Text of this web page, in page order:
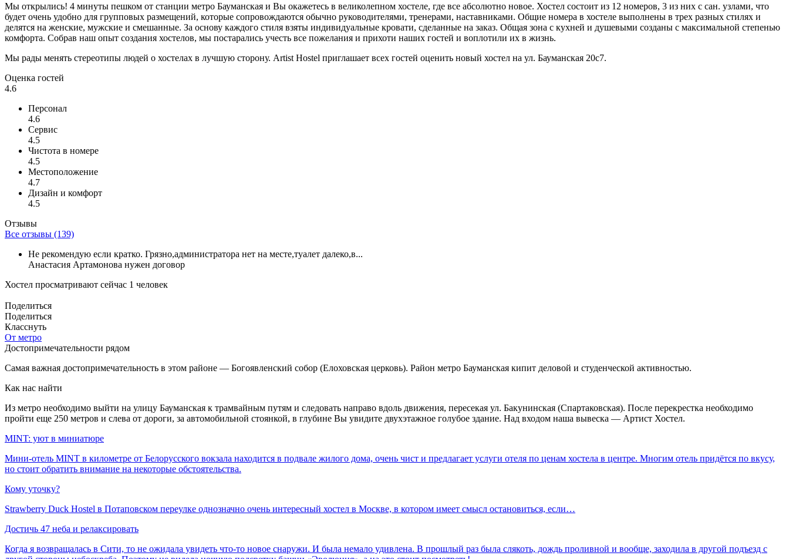
Мы открылись! 4 минуты пешком от станции метро Бауманская и Вы окажетесь в великолепном хостеле, где все абсолютно новое. Хостел состоит из 12 номеров, 3 из них с сан. узлами, что
будет очень удобно для групповых размещений, которые сопровождаются обычно руководителями, тренерами, наставниками. Общие номера в хостеле выполнены в трех разных стилях и
делятся на женские, мужские и смешанные. За основу каждого стиля взяты индивидуальные кровати, сделанные на заказ. Общая зона с кухней и душевыми созданы с максимальной степенью
комфорта. Собрав наш опыт создания хостелов, мы постарались учесть все пожелания и прихоти наших гостей и воплотили их в жизнь.
Мы рады менять стереотипы людей о хостелах в лучшую сторону. Artist Hostel приглашает всех гостей оценить новый хостел на ул. Бауманская 20с7.
Оценка гостей
4.6
Персонал
4.6
Сервис
4.5
Чистота в номере
4.5
Местоположение
4.7
Дизайн и комфорт
4.5
Отзывы
Все отзывы (139)
Не рекомендую если кратко. Грязно,администратора нет на месте,туалет далеко,в...
Анастасия Артамонова нужен договор
Хостел просматривают сейчас 1 человек
Поделиться
Поделиться
Класснуть
От метро
Достопримечательности рядом
Самая важная достопримечательность в этом районе — Богоявленский собор (Елоховская церковь). Район метро Бауманская кипит деловой и студенческой активностью.
Как нас найти
Из метро необходимо выйти на улицу Бауманская к трамвайным путям и следовать направо вдоль движения, пересекая ул. Бакунинская (Спартаковская). После перекрестка необходимо
пройти еще 250 метров и слева от дороги, за автомобильной стоянкой, в глубине Вы увидите двухэтажное голубое здание. Над входом наша вывеска — Артист Хостел.
MINT: уют в миниатюре
Мини-отель MINT в километре от Белорусского вокзала находится в подвале жилого дома, очень чист и предлагает услуги отеля по ценам хостела в центре. Многим отель придётся по вкусу,
но стоит обратить внимание на некоторые обстоятельства.
Кому уточку?
Strawberry Duck Hostel в Потаповском переулке однозначно очень интересный хостел в Москве, в котором имеет смысл остановиться, если…
Достичь 47 неба и релаксировать
Когда я возвращалась в Сити, то не ожидала увидеть что-то новое снаружи. И была немало удивлена. В прошлый раз была слякоть, дождь проливной и вообще, заходила в другой подъезд с